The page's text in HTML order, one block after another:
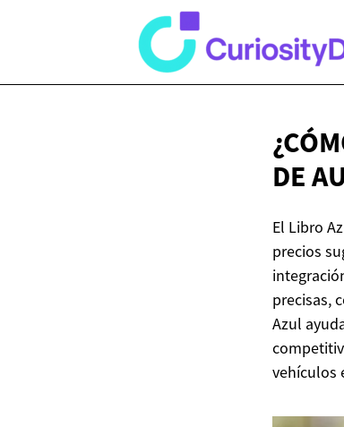
DE
El Libro
precios
precisas,
Azul
vehículos